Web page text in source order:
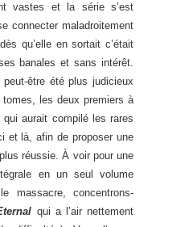
vastes et la série s’est
connecter maladroitement
qu’elle en sortait c’était
banales et sans intérêt.
être été plus judicieux
les deux premiers à
qui aurait compilé les rares
et là, afin de proposer une
réussie. À voir pour une
en un seul volume
massacre, concentrons-
qui a l’air nettement